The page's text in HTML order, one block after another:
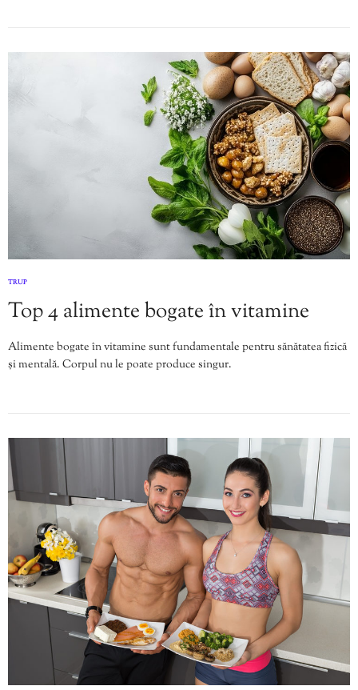
TRUP
Top 4 alimente bogate în vitamine
Alimente bogate în vitamine sunt fundamentale pentru sănătatea fizică
și mentală. Corpul nu le poate produce singur.